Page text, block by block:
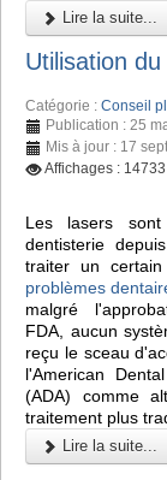
Lire la suite...
Utilisation
Catégorie : Conseil
Publication : 25
Mis à jour : 17
Affichages : 14733
Les lasers
dentisterie
traiter un
problèmes
malgré
FDA, aucun
reçu le sceau
l'American
(ADA) comme
traitement plus
Lire la suite...